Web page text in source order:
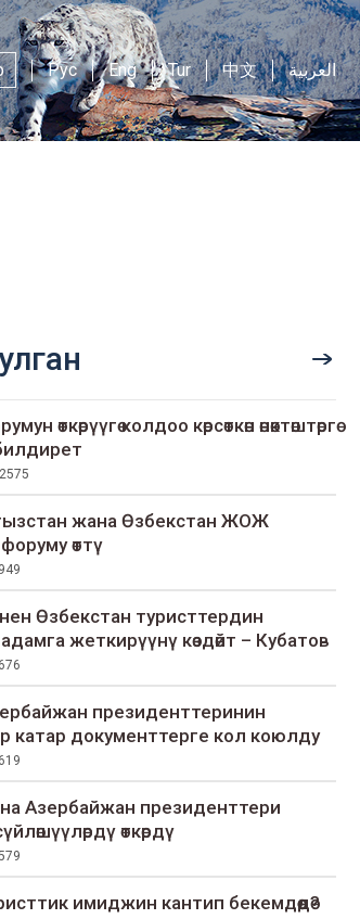
Рус Eng Tur 中文 العربية
өткөрүүгө колдоо көрсөткөн өнөктөштөргө
2575
жана Өзбекстан ЖОЖ
өттү
Өзбекстан туристтердин
жеткирүүнү көздөйт – Кубатов
президенттеринин
катар документтерге кол коюлду
Азербайжан президенттери
өткөрдү
имиджин кантип бекемдөөдө?